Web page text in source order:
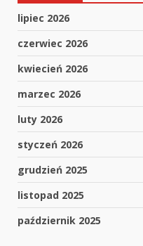
lipiec 2026
czerwiec 2026
kwiecień 2026
marzec 2026
luty 2026
styczeń 2026
grudzień 2025
listopad 2025
październik 2025